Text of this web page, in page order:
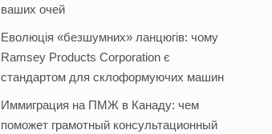
ваших очей
Еволюція «безшумних» ланцюгів: чому
Ramsey Products Corporation є
стандартом для склоформуючих машин
Иммиграция на ПМЖ в Канаду: чем
поможет грамотный консультационный